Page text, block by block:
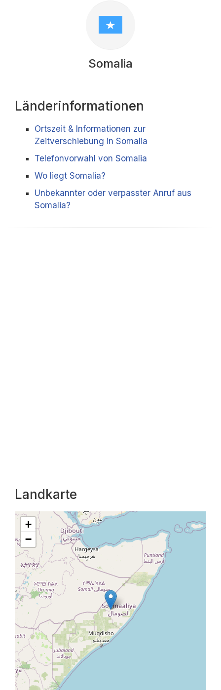
Somalia
Länderinformationen
Ortszeit & Informationen zur
Zeitverschiebung in Somalia
Telefonvorwahl von Somalia
Wo liegt Somalia?
Unbekannter oder verpasster Anruf aus
Somalia?
Landkarte
+
−